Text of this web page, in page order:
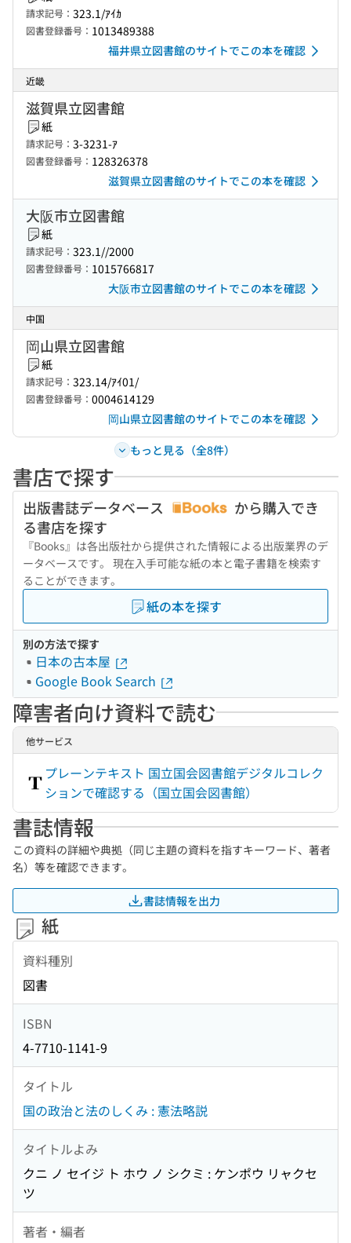
請求記号： 323.1/ｱｲｶ
図書登録番号： 1013489388
福井県立図書館のサイトでこの本を確認
近畿
滋賀県立図書館
紙
請求記号： 3-3231-ｱ
図書登録番号： 128326378
滋賀県立図書館のサイトでこの本を確認
大阪市立図書館
紙
請求記号： 323.1//2000
図書登録番号： 1015766817
大阪市立図書館のサイトでこの本を確認
中国
岡山県立図書館
紙
請求記号： 323.14/ｱｲ01/
図書登録番号： 0004614129
岡山県立図書館のサイトでこの本を確認
もっと見る（全8件）
書店で探す
出版書誌データベース
から購入でき
る書店を探す
『Books』は各出版社から提供された情報による出版業界のデ
ータベースです。 現在入手可能な紙の本と電子書籍を検索す
ることができます。
紙の本を探す
別の方法で探す
日本の古本屋
Google Book Search
障害者向け資料で読む
他サービス
プレーンテキスト 国立国会図書館デジタルコレク
ションで確認する（国立国会図書館）
書誌情報
この資料の詳細や典拠（同じ主題の資料を指すキーワード、著者
名）等を確認できます。
書誌情報を出力
紙
資料種別
図書
ISBN
4-7710-1141-9
タイトル
国の政治と法のしくみ : 憲法略説
タイトルよみ
クニ ノ セイジ ト ホウ ノ シクミ : ケンポウ リャクセ
ツ
著者・編者